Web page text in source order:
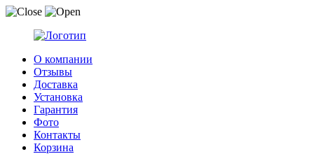
О компании
Отзывы
Доставка
Установка
Гарантия
Фото
Контакты
Корзина